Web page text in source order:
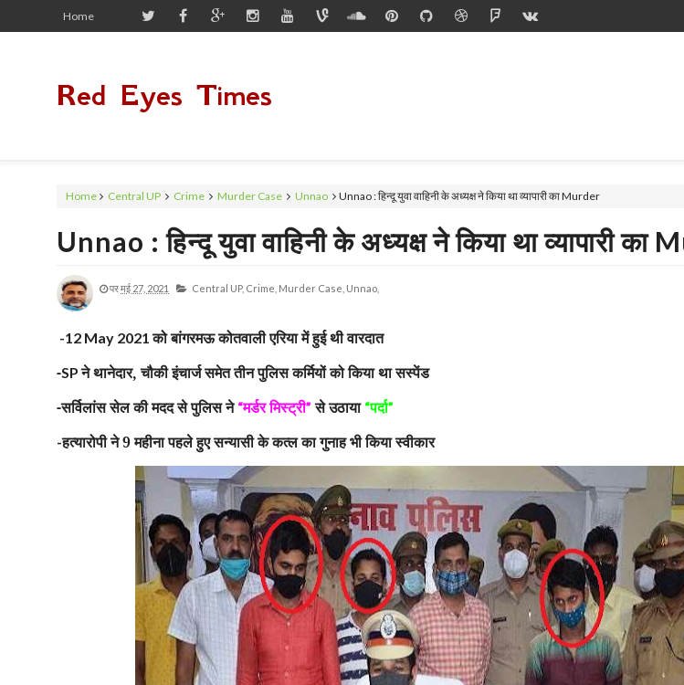
Home
Red Eyes Times
Home Central UP Crime Murder Case Unnao Unnao : हिन्दू युवा वाहिनी के अध्यक्ष ने किया था व्यापारी का Murder
Unnao : हिन्दू युवा वाहिनी के अध्यक्ष ने किया था व्यापारी का
परमई 27, 2021 Central UP, Crime, Murder Case, Unnao,
-12 May 2021को बांगरमऊ कोतवाली एरिया में हुई थी वारदात
-SPने थानेदार, चौकी इंचार्ज समेत तीन पुलिस कर्मियों को किया था सस्पेंड
-सर्विलांस सेल की मदद से पुलिस ने “मर्डर मिस्ट्री” से उठाया “पर्दा”
-हत्यारोपी ने 9 महीना पहले हुए सन्यासी के कत्ल का गुनाह भी किया स्वीकार